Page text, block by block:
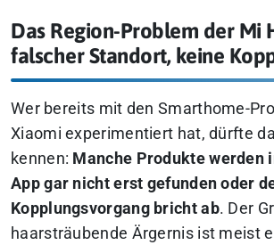
Das Region-Problem der Mi
falscher Standort, keine
Wer bereits mit den Smarthome-
Xiaomi experimentiert hat, dürfte
kennen: Manche Produkte werden
App gar nicht erst gefunden oder
Kopplungsvorgang bricht ab. Der
haarsträubende Ärgernis ist meist